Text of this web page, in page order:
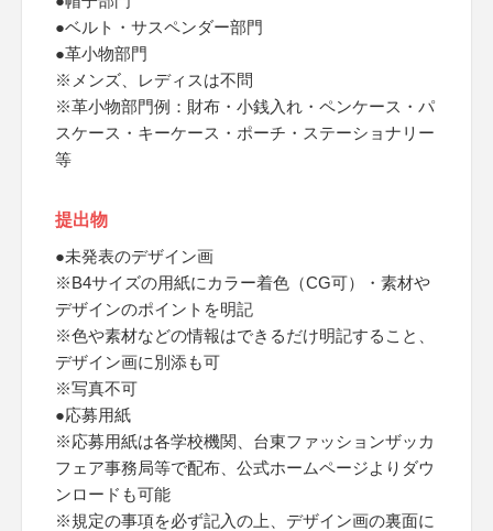
●ベルト・サスペンダー部門
●革小物部門
※メンズ、レディスは不問
※革小物部門例：財布・小銭入れ・ペンケース・パ
スケース・キーケース・ポーチ・ステーショナリー
等
提出物
●未発表のデザイン画
※B4サイズの用紙にカラー着色（CG可）・素材や
デザインのポイントを明記
※色や素材などの情報はできるだけ明記すること、
デザイン画に別添も可
※写真不可
●応募用紙
※応募用紙は各学校機関、台東ファッションザッカ
フェア事務局等で配布、公式ホームページよりダウ
ンロードも可能
※規定の事項を必ず記入の上、デザイン画の裏面に